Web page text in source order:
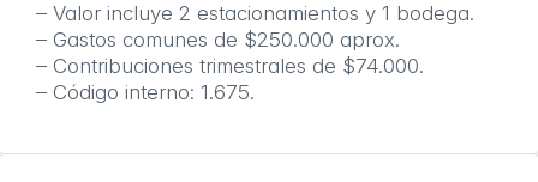
– Valor incluye 2 estacionamientos y 1 bodega.
– Gastos comunes de $250.000 aprox.
– Contribuciones trimestrales de $74.000.
– Código interno: 1.675.